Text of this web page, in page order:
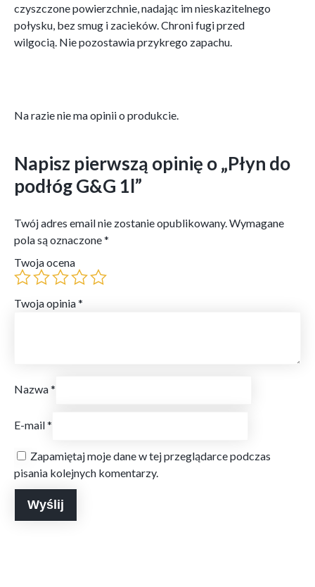
czyszczone powierzchnie, nadając im nieskazitelnego
połysku, bez smug i zacieków. Chroni fugi przed
wilgocią. Nie pozostawia przykrego zapachu.
Na razie nie ma opinii o produkcie.
Napisz pierwszą opinię o „Płyn do
podłóg G&G 1l”
Twój adres email nie zostanie opublikowany. Wymagane
pola są oznaczone*
Twoja ocena
Twoja opinia*
Nazwa*
E-mail*
Zapamiętaj moje dane w tej przeglądarce podczas
pisania kolejnych komentarzy.